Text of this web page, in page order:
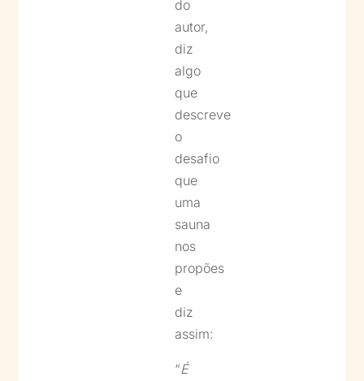
do
autor,
diz
algo
que
descreve
o
desafio
que
uma
sauna
nos
propões
e
diz
assim:
“É